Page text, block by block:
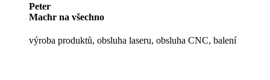
Peter
Machr na všechno
výroba produktů, obsluha laseru, obsluha CNC, balení